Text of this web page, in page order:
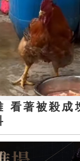
看著被殺成